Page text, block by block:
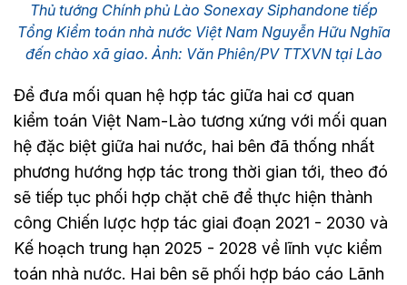
Thủ tướng Chính phủ Lào Sonexay Siphandone tiếp
Tổng Kiểm toán nhà nước Việt Nam Nguyễn Hữu Nghĩa
đến chào xã giao. Ảnh: Văn Phiên/PV TTXVN tại Lào
Để đưa mối quan hệ hợp tác giữa hai cơ quan
kiểm toán Việt Nam-Lào tương xứng với mối quan
hệ đặc biệt giữa hai nước, hai bên đã thống nhất
phương hướng hợp tác trong thời gian tới, theo đó
sẽ tiếp tục phối hợp chặt chẽ để thực hiện thành
công Chiến lược hợp tác giai đoạn 2021 - 2030 và
Kế hoạch trung hạn 2025 - 2028 về lĩnh vực kiểm
toán nhà nước. Hai bên sẽ phối hợp báo cáo Lãnh